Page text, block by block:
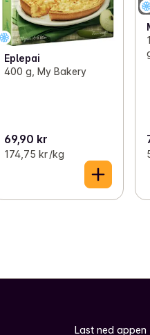
Eplepai
400 g, My Bakery
69,90 kr
174,75 kr /kg
Last ned appen